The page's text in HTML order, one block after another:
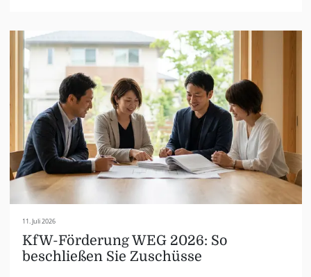
11. Juli 2026
KfW-Förderung WEG 2026: So
beschließen Sie Zuschüsse